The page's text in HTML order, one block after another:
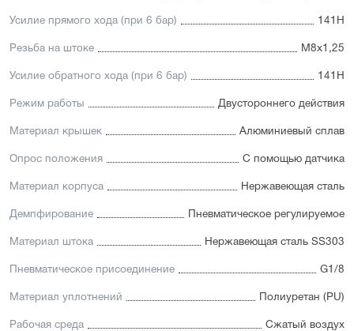
Усилие прямого хода (при 6 бар) 141Н
Резьба на штоке М8х1,25
Усилие обратного хода (при 6 бар) 141Н
Режим работы Двустороннего действия
Материал крышек Алюминиевый сплав
Опрос положения С помощью датчика
Материал корпуса Нержавеющая сталь
Демпфирование Пневматическое регулируемое
Материал штока Нержавеющая сталь SS303
Пневматическое присоединение G1/8
Материал уплотнений Полиуретан (PU)
Рабочая среда Сжатый воздух